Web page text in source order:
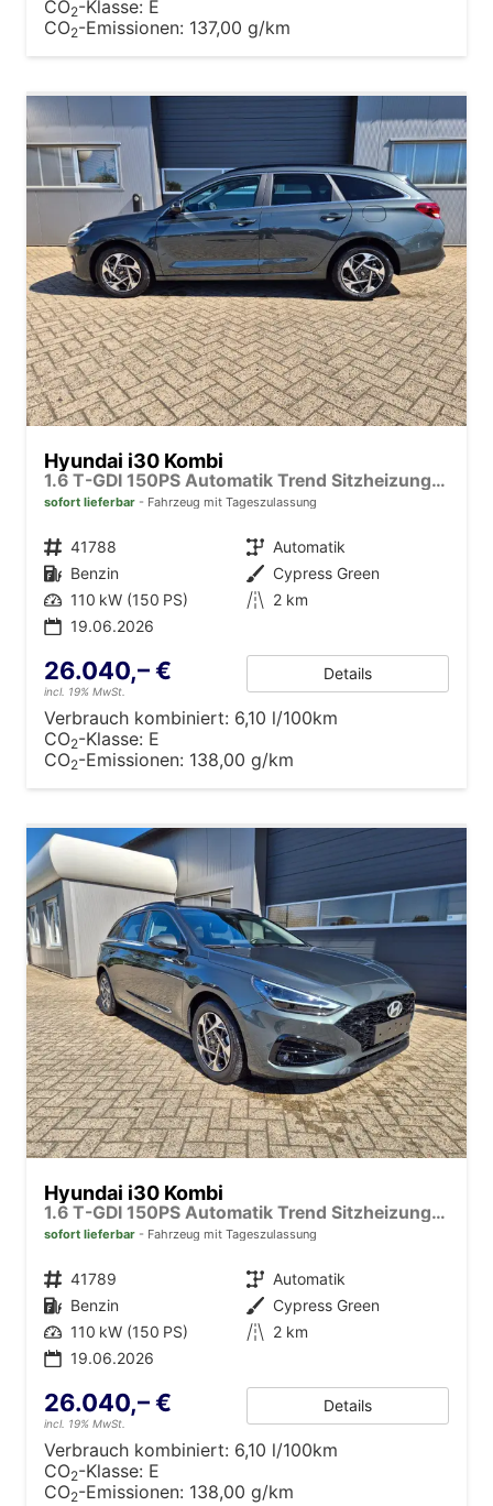
CO2-Klasse: E
CO2-Emissionen: 137,00 g/km
Hyundai i30 Kombi
1.6 T-GDI 150PS Automatik Trend Sitzheizung Lenkradheizung Klimaautomatik PDC v+h Rückf.Kamera Navi Apple CarPlay + Android Auto 16"LM
sofort lieferbar Fahrzeug mit Tageszulassung
Fahrzeugnr. 41788 Getriebe Automatik
Kraftstoff Benzin Außenfarbe Cypress Green
Leistung 110 kW (150 PS) Kilometerstand 2 km
19.06.2026
26.040,– €
incl. 19% MwSt.
Details
Verbrauch kombiniert: 6,10 l/100km
CO2-Klasse: E
CO2-Emissionen: 138,00 g/km
Hyundai i30 Kombi
1.6 T-GDI 150PS Automatik Trend Sitzheizung Lenkradheizung Klimaautomatik PDC v+h Rückf.Kamera Navi Apple CarPlay + Android Auto 16"LM
sofort lieferbar Fahrzeug mit Tageszulassung
Fahrzeugnr. 41789 Getriebe Automatik
Kraftstoff Benzin Außenfarbe Cypress Green
Leistung 110 kW (150 PS) Kilometerstand 2 km
19.06.2026
26.040,– €
incl. 19% MwSt.
Details
Verbrauch kombiniert: 6,10 l/100km
CO2-Klasse: E
CO2-Emissionen: 138,00 g/km